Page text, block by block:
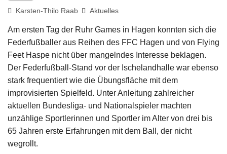
Karsten-Thilo Raab Aktuelles
Am ersten Tag der Ruhr Games in Hagen konnten sich die
Federfußballer aus Reihen des FFC Hagen und von Flying
Feet Haspe nicht über mangelndes Interesse beklagen.
Der Federfußball-Stand vor der Ischelandhalle war ebenso
stark frequentiert wie die Übungsfläche mit dem
improvisierten Spielfeld. Unter Anleitung zahlreicher
aktuellen Bundesliga- und Nationalspieler machten
unzählige Sportlerinnen und Sportler im Alter von drei bis
65 Jahren erste Erfahrungen mit dem Ball, der nicht
wegrollt.